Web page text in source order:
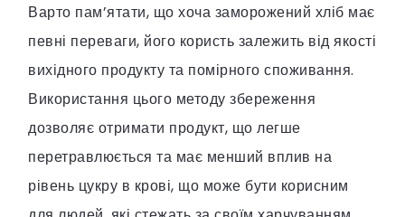
Варто пам’ятати, що хоча заморожений хліб має
певні переваги, його користь залежить від якості
вихідного продукту та помірного споживання.
Використання цього методу збереження
дозволяє отримати продукт, що легше
перетравлюється та має менший вплив на
рівень цукру в крові, що може бути корисним